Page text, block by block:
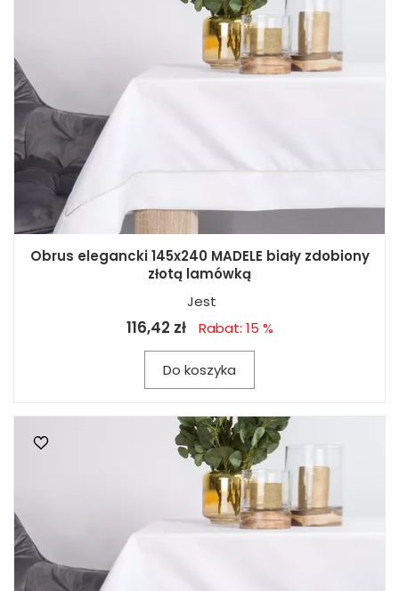
Obrus elegancki 145x240 MADELE biały zdobiony
złotą lamówką
Jest
116,42 zł Rabat: 15 %
Do koszyka